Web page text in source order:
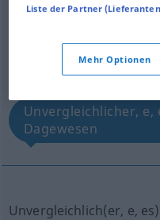
Papstfink
Unvergleichlicher, e,
Dagewesen
Unvergleichlich(er, e,
Liste der Partner
Mehr Optionen